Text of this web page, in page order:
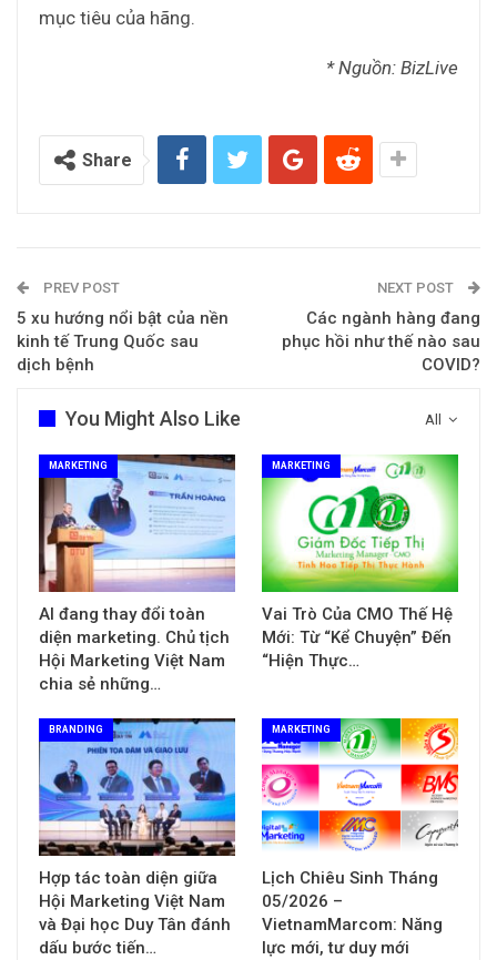
mục tiêu của hãng.
* Nguồn: BizLive
Share
PREV POST
5 xu hướng nổi bật của nền
kinh tế Trung Quốc sau
dịch bệnh
NEXT POST
Các ngành hàng đang
phục hồi như thế nào sau
COVID?
All
You Might Also Like
MARKETING
AI đang thay đổi toàn
diện marketing. Chủ tịch
Hội Marketing Việt Nam
chia sẻ những…
MARKETING
Vai Trò Của CMO Thế Hệ
Mới: Từ “Kể Chuyện” Đến
“Hiện Thực…
BRANDING
Hợp tác toàn diện giữa
Hội Marketing Việt Nam
và Đại học Duy Tân đánh
dấu bước tiến…
MARKETING
Lịch Chiêu Sinh Tháng
05/2026 –
VietnamMarcom: Năng
lực mới, tư duy mới